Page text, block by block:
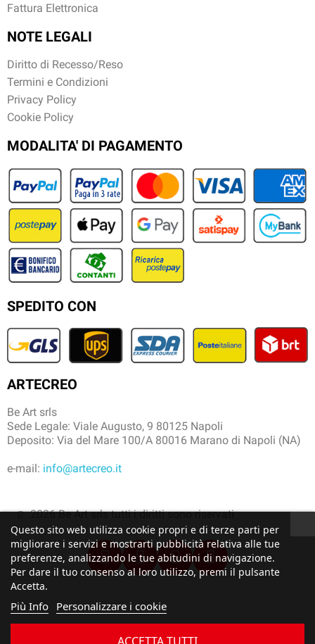
Fattura Elettronica
NOTE LEGALI
Diritto di Recesso/Reso
Termini e Condizioni
Privacy Policy
Cookie Policy
MODALITA' DI PAGAMENTO
SPEDITO CON
ARTECREO
Be Art srls
Sede Legale: Viale Augusto, 9 80125 Napoli
Deposito: Via del Mare 100/A 80016 Marano di Napoli (NA)
e-mail: info@artecreo.it
2026 Be Art srls tutti i diritti sono riservati
Questo sito web utilizza cookie propri e di terze parti per
migliorare i servizi e mostrarti pubblicità relativa alle tue
preferenze, analizzando le tue abitudini di navigazione.
Per dare il tuo consenso al loro utilizzo, premi il pulsante
Accetta.
Più Info Personalizzare i cookie